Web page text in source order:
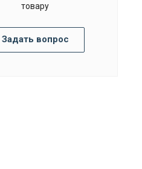
товару
Задать вопрос